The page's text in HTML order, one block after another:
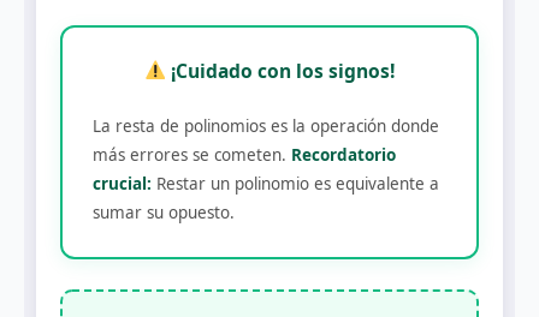
¡Cuidado con los signos!
La resta de polinomios es la operación donde
más errores se cometen. Recordatorio
crucial: Restar un polinomio es equivalente a
sumar su opuesto.